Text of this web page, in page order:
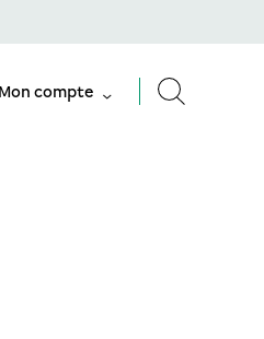
Mon compte